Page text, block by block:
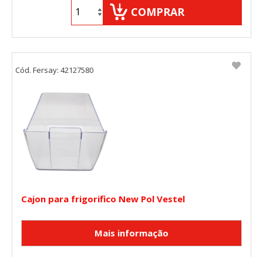
COMPRAR
Cajon para frigorifico New Pol Vestel
Cód. Fersay: 42127580